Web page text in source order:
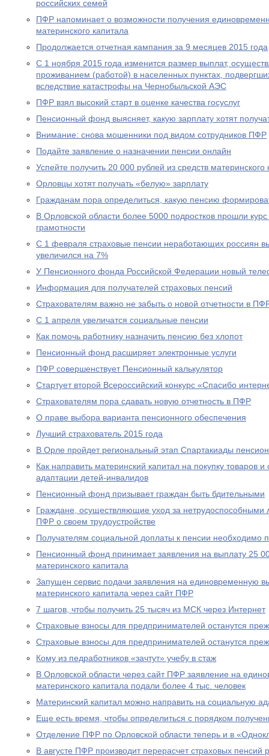
российских семей
ПФР напоминает о возможности получения
материнского капитала
Продолжается отчетная кампания за 9 месяцев 2015 года
С 1 ноября 2015 года изменится размер выплат,
проживанием (работой) в населенных пунктах,
вследствие катастрофы на Чернобыльской АЭС
ПФР взял высокий старт в оценке качества госуслуг
Пенсионный фонд выясняет, какую зарплату хотят
Внимание: снова мошенники под видом сотрудников ПФР
Подайте заявление о назначении пенсии онлайн
Успейте получить 20 000 рублей из средств материнского
Орловцы хотят получать «белую» зарплату
Гражданам пора определиться, какую пенсию
В Орловской области более 5000 подростков прошли
грамотности
С 1 февраля страховые пенсии неработающих россиян
увеличился на 7%
У Пенсионного фонда Российской Федерации новый
Информация для получателей страховых пенсий
Страхователям важно не забыть о новой отчетности в
С 1 апреля увеличатся социальные пенсии
Как помочь работнику назначить пенсию без хлопот
Пенсионный фонд расширяет электронные услуги
ПФР совершенствует Пенсионный калькулятор
Стартует второй Всероссийский конкурс «Спасибо
Страхователям пора сдавать новую отчетность в ПФР
О праве выбора варианта пенсионного обеспечения
Лучший страхователь 2015 года
В Орле пройдет региональный этап Спартакиады
Как направить материнский капитал на покупку товаров
адаптации детей-инвалидов
Пенсионный фонд призывает граждан быть бдительными
Граждане, осуществляющие уход за
ПФР о своем трудоустройстве
Получателям социальной доплаты к пенсии необходимо
Пенсионный фонд принимает заявления на выплату 25
материнского капитала
Запущен сервис подачи заявления на единовременную
материнского капитала через сайт ПФР
7 шагов, чтобы получить 25 тысяч из МСК через Интернет
Страховые взносы для предпринимателей останутся
Страховые взносы для предпринимателей останутся
Кому из педработников «зачтут» учебу в стаж
В Орловской области через сайт ПФР заявление на
материнского капитала подали более 4 тыс. человек
Материнский капитал можно направить на социальную
Еще есть время, чтобы определиться с порядком
Отделение ПФР по Орловской области теперь и в
В августе ПФР производит перерасчет страховых